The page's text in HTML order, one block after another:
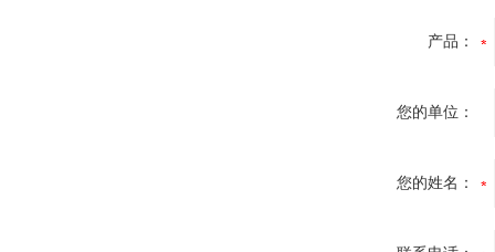
产品：
您的单位：
您的姓名：